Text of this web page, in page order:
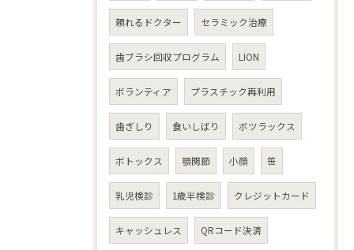
頼れるドクター セラミック治療
歯ブラシ回収プログラム LION
ボランティア プラスチック再利用
歯ぎしり 食いしばり ボツラックス
ボトックス 顎関節 小顔 笹
乳児検診 1歳半検診 クレジットカード
キャッシュレス QRコード決済